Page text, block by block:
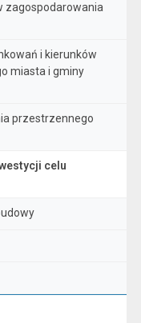
zagospodarowania
i kierunków
miasta i gminy
przestrzennego
celu